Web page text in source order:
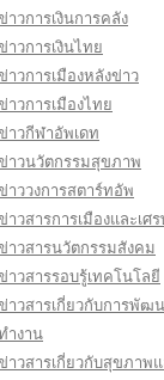
าวการเงินการคลัง
าวการเงินไทย
าวการเมืองหลังข่าว
าวการเมืองไทย
าวกีฬาอัพเดท
าวนวัตกรรมสุขภาพ
าววงการสตาร์ทอัพ
าวสารการเมืองและเศ
าวสารนวัตกรรมสังคม
าวสารรอบรู้เทคโนโลยี
าวสารเกี่ยวกับการพัฒ
ำงาน
าวสารเกี่ยวกับสุขภาพ